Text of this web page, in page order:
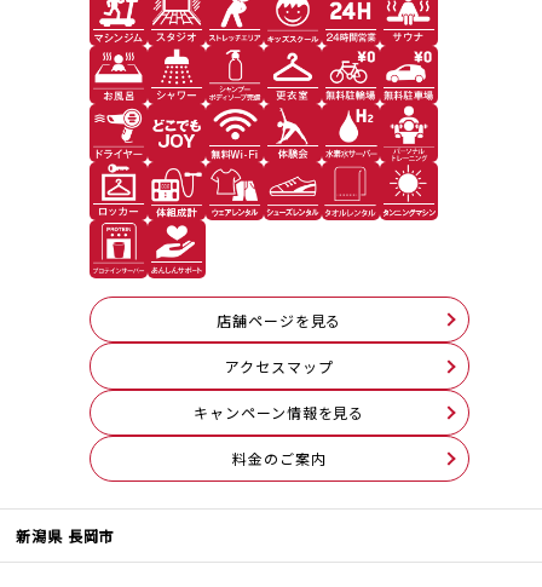
店舗ページを見る
アクセスマップ
キャンペーン情報を見る
料⾦のご案内
新潟県 長岡市